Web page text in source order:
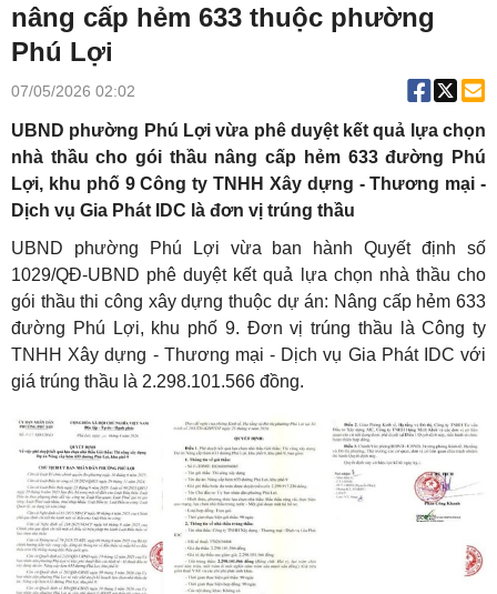
nâng cấp hẻm 633 thuộc phường
Phú Lợi
07/05/2026 02:02
UBND phường Phú Lợi vừa phê duyệt kết quả lựa chọn
nhà thầu cho gói thầu nâng cấp hẻm 633 đường Phú
Lợi, khu phố 9 Công ty TNHH Xây dựng - Thương mại -
Dịch vụ Gia Phát IDC là đơn vị trúng thầu
UBND phường Phú Lợi vừa ban hành Quyết định số
1029/QĐ-UBND phê duyệt kết quả lựa chọn nhà thầu cho
gói thầu thi công xây dựng thuộc dự án: Nâng cấp hẻm 633
đường Phú Lợi, khu phố 9. Đơn vị trúng thầu là Công ty
TNHH Xây dựng - Thương mại - Dịch vụ Gia Phát IDC với
giá trúng thầu là 2.298.101.566 đồng.